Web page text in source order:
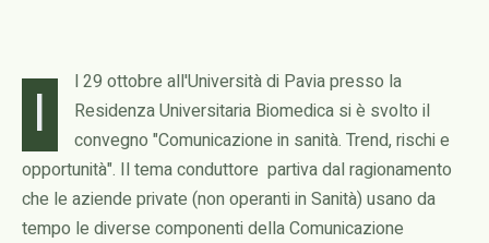
I
l 29 ottobre all'Università di Pavia presso la
Residenza Universitaria Biomedica si è svolto il
convegno "Comunicazione in sanità. Trend, rischi e
opportunità". Il tema conduttore partiva dal ragionamento
che le aziende private (non operanti in Sanità) usano da
tempo le diverse componenti della Comunicazione